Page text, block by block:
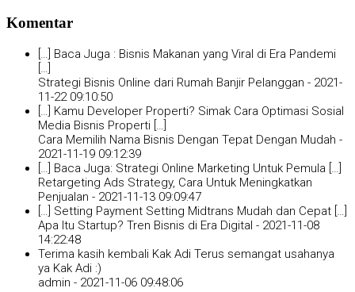
Komentar
[…] Baca Juga : Bisnis Makanan yang Viral di Era Pandemi
Strategi Bisnis Online dari Rumah Banjir Pelanggan - 2021-
11-22 09:10:50
[…] Kamu Developer Properti? Simak Cara Optimasi Sosial
Media Bisnis Properti […]
Cara Memilih Nama Bisnis Dengan Tepat Dengan Mudah -
2021-11-19 09:12:39
[…] Baca Juga: Strategi Online Marketing Untuk Pemula […]
Retargeting Ads Strategy, Cara Untuk Meningkatkan
Penjualan - 2021-11-13 09:09:47
[…] Setting Payment Setting Midtrans Mudah dan Cepat […]
Apa Itu Startup? Tren Bisnis di Era Digital - 2021-11-08
14:22:48
Terima kasih kembali Kak Adi Terus semangat usahanya
ya Kak Adi :)
admin - 2021-11-06 09:48:06